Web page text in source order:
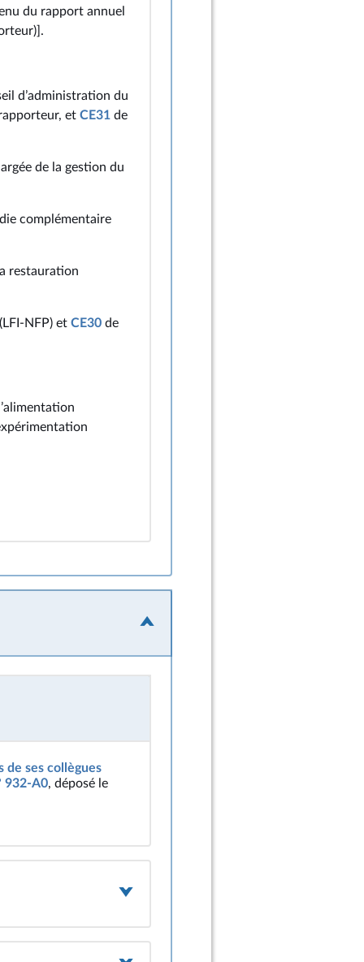
du rapport annuel
d’administration du
et CE31 de
de la gestion du
complémentaire
restauration
NFP) et CE30 de
de ses collègues
932-A0, déposé le